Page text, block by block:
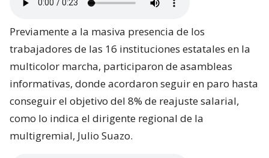
Previamente a la masiva presencia de los
trabajadores de las 16 instituciones estatales en la
multicolor marcha, participaron de asambleas
informativas, donde acordaron seguir en paro hasta
conseguir el objetivo del 8% de reajuste salarial,
como lo indica el dirigente regional de la
multigremial, Julio Suazo.